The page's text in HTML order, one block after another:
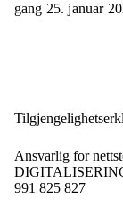
gang 25. januar
Ansvarlig for
991 825 827